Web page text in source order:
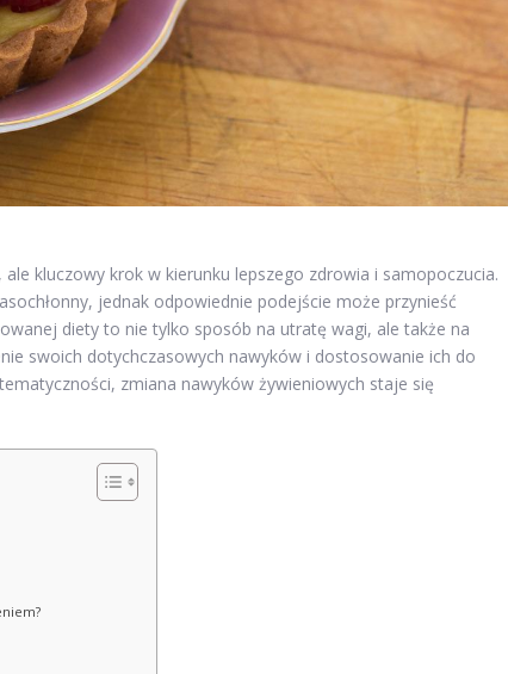
kluczowy krok w kierunku lepszego zdrowia i samopoczucia.
jednak odpowiednie podejście może przynieść
diety to nie tylko sposób na utratę wagi, ale także na
swoich dotychczasowych nawyków i dostosowanie ich do
zmiana nawyków żywieniowych staje się